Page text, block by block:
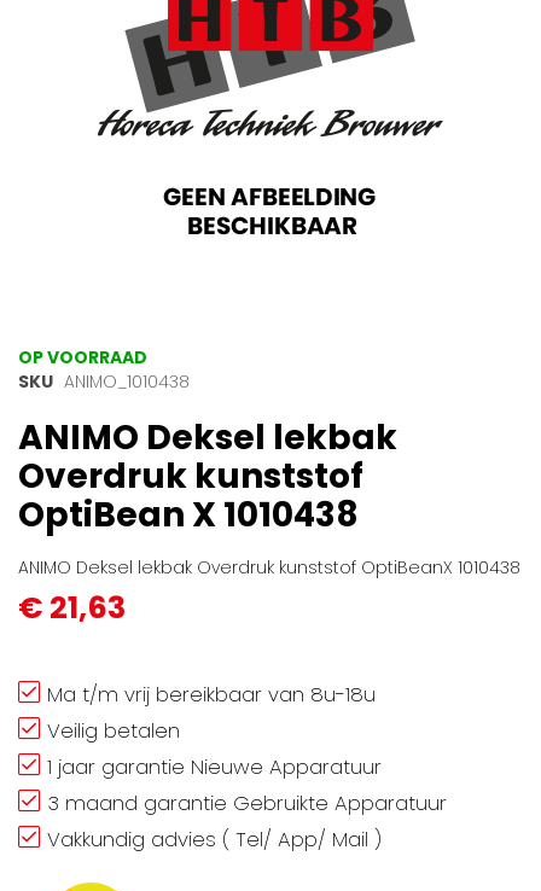
Ga
naar
begin
van
de
afbeeldingen-
gallerij
OP VOORRAAD
SKU ANIMO_1010438
ANIMO Deksel lekbak
Overdruk kunststof
OptiBean X 1010438
ANIMO Deksel lekbak Overdruk kunststof OptiBeanX 1010438
€ 21,63
Ma t/m vrij bereikbaar van 8u-18u
Veilig betalen
1 jaar garantie Nieuwe Apparatuur
3 maand garantie Gebruikte Apparatuur
Vakkundig advies ( Tel/ App/ Mail )